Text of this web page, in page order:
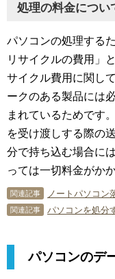
処理の料金につい
パソコンの処理する
リサイクルの費用」
サイクル費用に関し
ークのある製品には
まれているためです
を受け渡しする際の
分で持ち込む場合に
っては一切料金がか
関連記事
関連記事
パソコンのデ